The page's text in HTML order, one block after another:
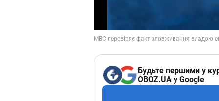
Будьте першими у
OBOZ.UA у Google